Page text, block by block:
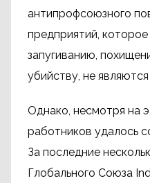
антипрофсоюзного
предприятий,
запугиванию,
убийству, не
Однако, несмотря на
работников удалось
За последние
Глобального Союза